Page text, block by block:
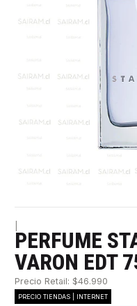
PERFUME
VARON EDT
Precio Retail: $46.990
PRECIO TIENDAS | INTERNET